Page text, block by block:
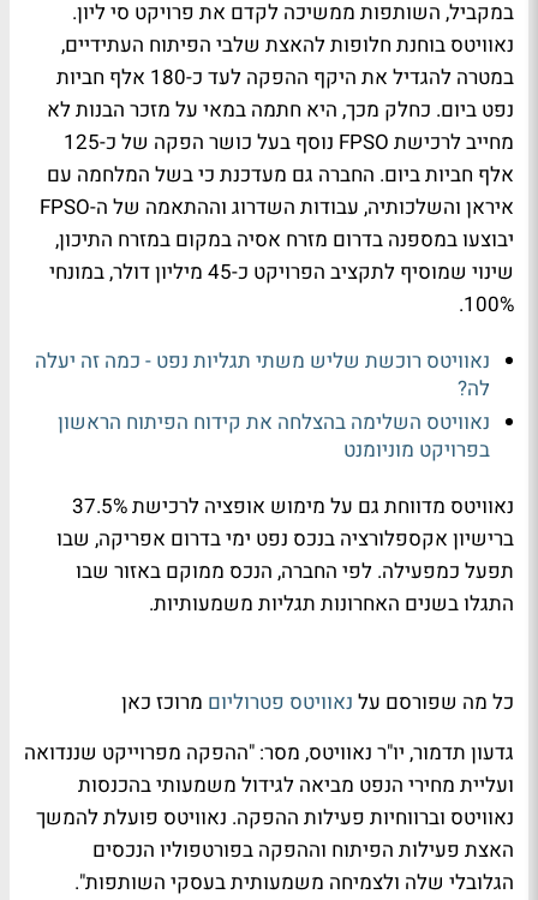
במקביל, השותפות ממשיכה לקדם את פרויקט סי ליון.
נאוויטס בוחנת חלופות להאצת שלבי הפיתוח העתידיים,
במטרה להגדיל את היקף ההפקה לעד כ-180 אלף חביות
נפט ביום. כחלק מכך, היא חתמה במאי על מזכר הבנות לא
מחייב לרכישת FPSO נוסף בעל כושר הפקה של כ-125
אלף חביות ביום. החברה גם מעדכנת כי בשל המלחמה עם
איראן והשלכותיה, עבודות השדרוג וההתאמה של ה-FPSO
יבוצעו במספנה בדרום מזרח אסיה במקום במזרח התיכון,
שינוי שמוסיף לתקציב הפרויקט כ-45 מיליון דולר, במונחי
100%.
נאוויטס רוכשת שליש משתי תגליות נפט - כמה זה יעלה
לה?
נאוויטס השלימה בהצלחה את קידוח הפיתוח הראשון
בפרויקט מוניומנט
נאוויטס מדווחת גם על מימוש אופציה לרכישת 37.5%
ברישיון אקספלורציה בנכס נפט ימי בדרום אפריקה, שבו
תפעל כמפעילה. לפי החברה, הנכס ממוקם באזור שבו
התגלו בשנים האחרונות תגליות משמעותיות.
כל מה שפורסם על נאוויטס פטרוליום מרוכז כאן
גדעון תדמור, יו"ר נאוויטס, מסר: "ההפקה מפרוייקט שננדואה
ועליית מחירי הנפט מביאה לגידול משמעותי בהכנסות
נאוויטס וברווחיות פעילות ההפקה. נאוויטס פועלת להמשך
האצת פעילות הפיתוח וההפקה בפורטפוליו הנכסים
הגלובלי שלה ולצמיחה משמעותית בעסקי השותפות".